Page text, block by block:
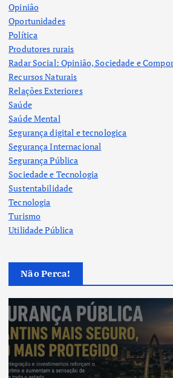
Opinião
Oportunidades
Política
Produtores rurais
Radar Social: Opinião, Sociedade e
Recursos Naturais
Relações Exteriores
Saúde
Saúde Mental
Segurança digital e tecnologica
Segurança Internacional
Segurança Pública
Sociedade e Tecnologia
Sustentabilidade
Tecnologia
Turismo
Utilidade Pública
Não Perca!